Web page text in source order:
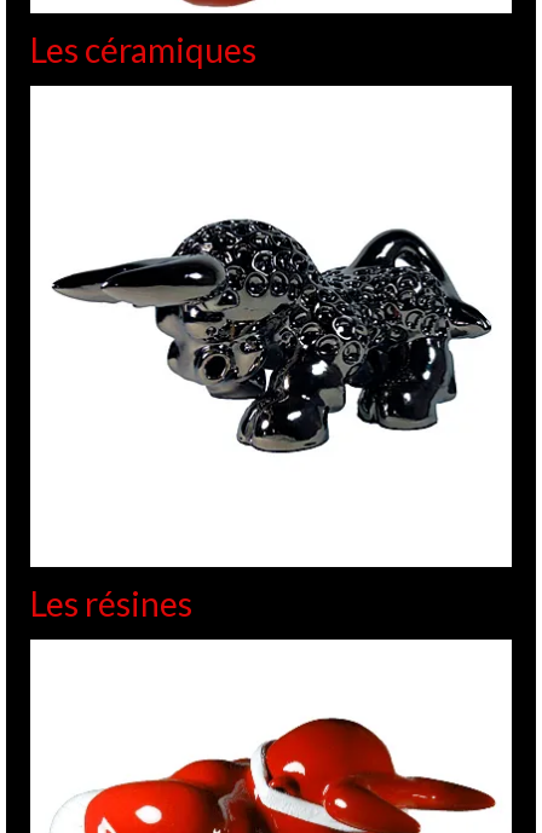
Les céramiques
Les résines